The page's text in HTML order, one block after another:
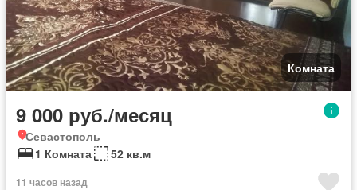
Комната
9 000 руб./месяц
Севастополь
1 Комната
52 кв.м
11 часов назад